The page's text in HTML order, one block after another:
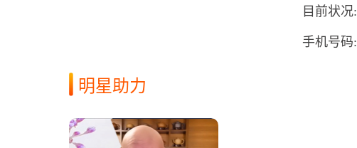
目前状况:
手机号码:
明星助力